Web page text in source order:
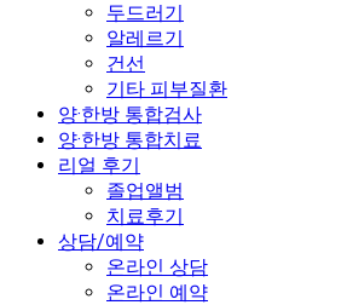
두드러기
알레르기
건선
기타 피부질환
양·한방 통합검사
양·한방 통합치료
리얼 후기
졸업앨범
치료후기
상담/예약
온라인 상담
온라인 예약